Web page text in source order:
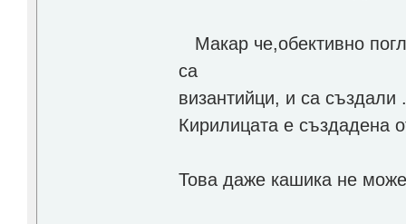
Макар че,обективно
са
византийци, и са създали
Кирилицата е създадена
Това даже кашика не